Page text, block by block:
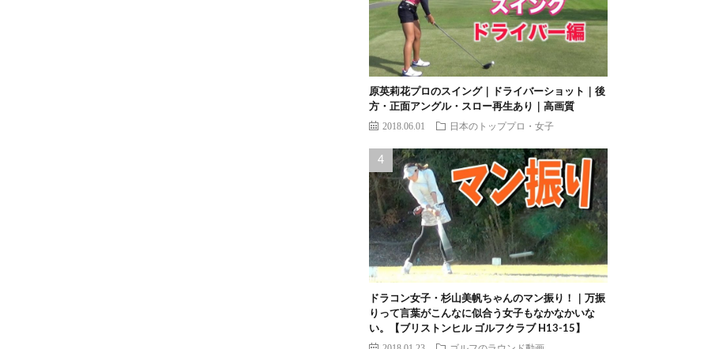
原英莉花プロのスイング｜ドライバーショット｜後
方・正面アングル・スロー再生あり｜高画質
2018.06.01 日本のトッププロ・女子
ドラコン女子・杉山美帆ちゃんのマン振り！｜万振
りって言葉がこんなに似合う女子もなかなかいな
い。【ブリストンヒル ゴルフクラブ H13-15】